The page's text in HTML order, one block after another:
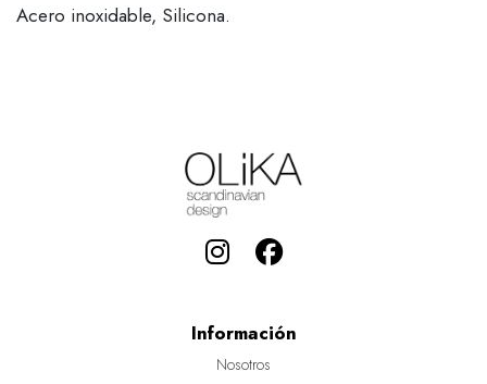
Acero inoxidable, Silicona.
Información
Nosotros